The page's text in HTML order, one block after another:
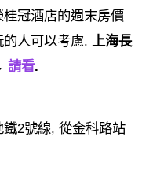
冠酒店的週末房價
人可以考慮. 上海長
請看.
2號線, 從金科路站